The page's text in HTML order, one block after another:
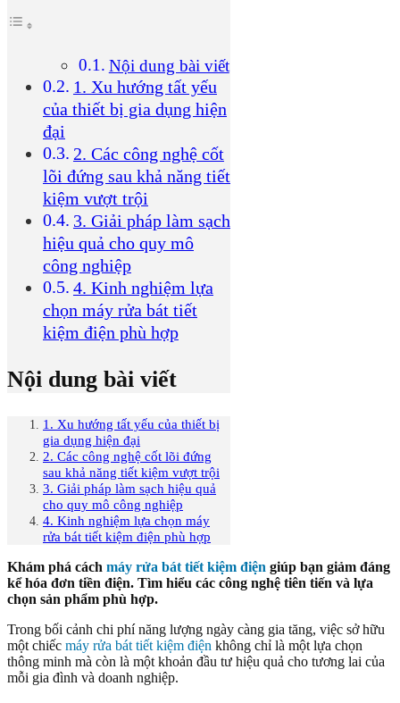
Nội dung bài viết
1. Xu hướng tất yếu
của thiết bị gia dụng hiện
đại
2. Các công nghệ cốt
lõi đứng sau khả năng tiết
kiệm vượt trội
3. Giải pháp làm sạch
hiệu quả cho quy mô
công nghiệp
4. Kinh nghiệm lựa
chọn máy rửa bát tiết
kiệm điện phù hợp
Nội dung bài viết
1. Xu hướng tất yếu của thiết bị
gia dụng hiện đại
2. Các công nghệ cốt lõi đứng
sau khả năng tiết kiệm vượt trội
3. Giải pháp làm sạch hiệu quả
cho quy mô công nghiệp
4. Kinh nghiệm lựa chọn máy
rửa bát tiết kiệm điện phù hợp
Khám phá cách máy rửa bát tiết kiệm điện giúp bạn giảm đáng
kể hóa đơn tiền điện. Tìm hiểu các công nghệ tiên tiến và lựa
chọn sản phẩm phù hợp.
Trong bối cảnh chi phí năng lượng ngày càng gia tăng, việc sở hữu
một chiếc máy rửa bát tiết kiệm điện không chỉ là một lựa chọn
thông minh mà còn là một khoản đầu tư hiệu quả cho tương lai của
mỗi gia đình và doanh nghiệp.